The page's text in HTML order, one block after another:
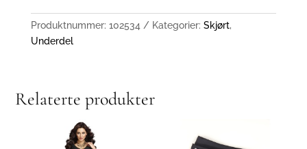
Produktnummer: 102534 Kategorier: Skjørt,
Underdel
Relaterte produkter